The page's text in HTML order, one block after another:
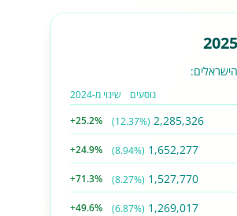
נוסעים שינוי מ-2024
2,285,326
(12.37%)
+25.2%
1,652,277
(8.94%)
+24.9%
1,527,770
(8.27%)
+71.3%
1,269,017
(6.87%)
+49.6%